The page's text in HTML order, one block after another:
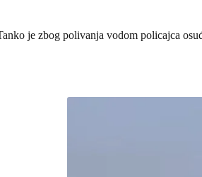
je zbog polivanja vodom policajca